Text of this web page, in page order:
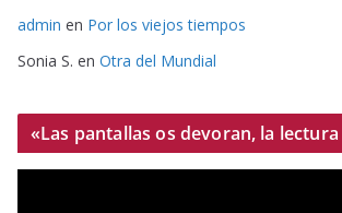
admin en Por los viejos tiempos
Sonia S. en Otra del Mundial
«Las pantallas os devoran, la